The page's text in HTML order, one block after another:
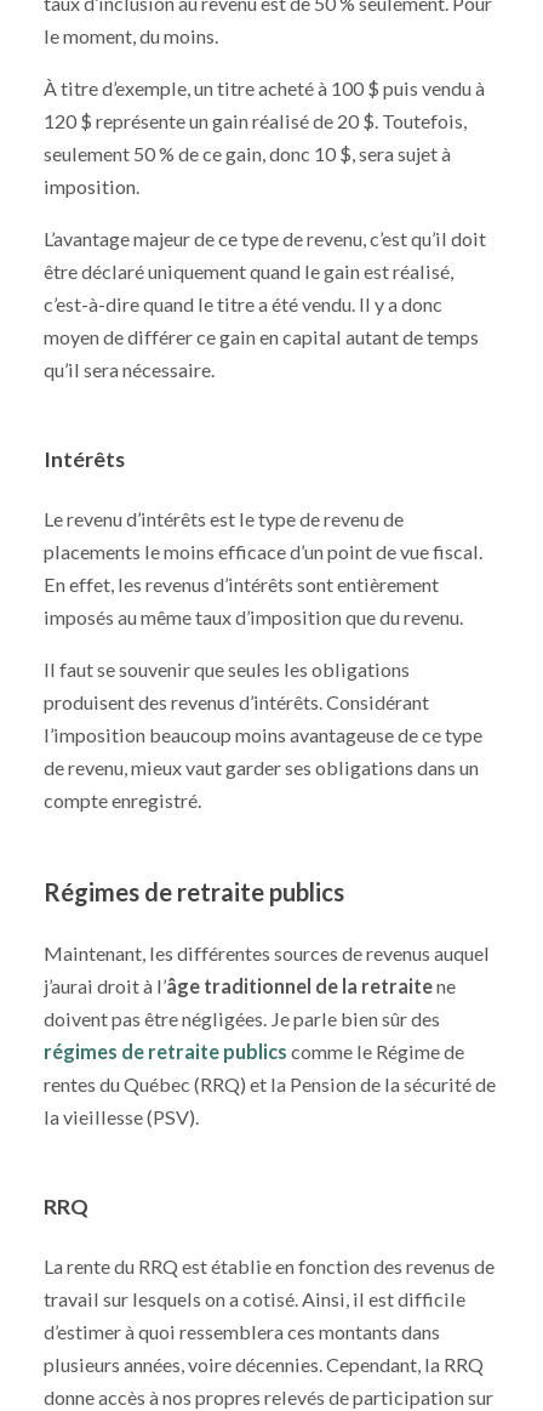
le moment, du moins.
À titre d’exemple, un titre acheté à 100 $ puis vendu à
120 $ représente un gain réalisé de 20 $. Toutefois,
seulement 50 % de ce gain, donc 10 $, sera sujet à
imposition.
L’avantage majeur de ce type de revenu, c’est qu’il doit
être déclaré uniquement quand le gain est réalisé,
c’est-à-dire quand le titre a été vendu. Il y a donc
moyen de différer ce gain en capital autant de temps
qu’il sera nécessaire.
Intérêts
Le revenu d’intérêts est le type de revenu de
placements le moins efficace d’un point de vue fiscal.
En effet, les revenus d’intérêts sont entièrement
imposés au même taux d’imposition que du revenu.
Il faut se souvenir que seules les obligations
produisent des revenus d’intérêts. Considérant
l’imposition beaucoup moins avantageuse de ce type
de revenu, mieux vaut garder ses obligations dans un
compte enregistré.
Régimes de retraite publics
Maintenant, les différentes sources de revenus auquel
j’aurai droit à l’âge traditionnel de la retraitene
doivent pas être négligées. Je parle bien sûr des
régimes de retraite publics comme le Régime de
rentes du Québec (RRQ) et la Pension de la sécurité de
la vieillesse (PSV).
RRQ
La rente du RRQ est établie en fonction des revenus de
travail sur lesquels on a cotisé. Ainsi, il est difficile
d’estimer à quoi ressemblera ces montants dans
plusieurs années, voire décennies. Cependant, la RRQ
donne accès à nos propres relevés de participation sur